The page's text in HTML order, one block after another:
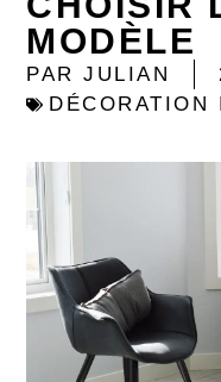
MODÈLE
PAR JULIAN
DÉCORATION